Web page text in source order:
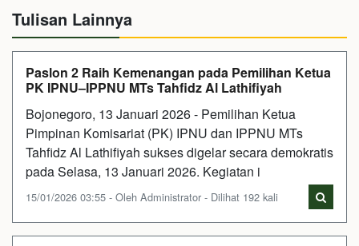
Tulisan Lainnya
Paslon 2 Raih Kemenangan pada Pemilihan Ketua
PK IPNU–IPPNU MTs Tahfidz Al Lathifiyah
Bojonegoro, 13 Januari 2026 - Pemilihan Ketua
Pimpinan Komisariat (PK) IPNU dan IPPNU MTs
Tahfidz Al Lathifiyah sukses digelar secara demokratis
pada Selasa, 13 Januari 2026. Kegiatan i
15/01/2026 03:55 - Oleh Administrator - Dilihat 192 kali